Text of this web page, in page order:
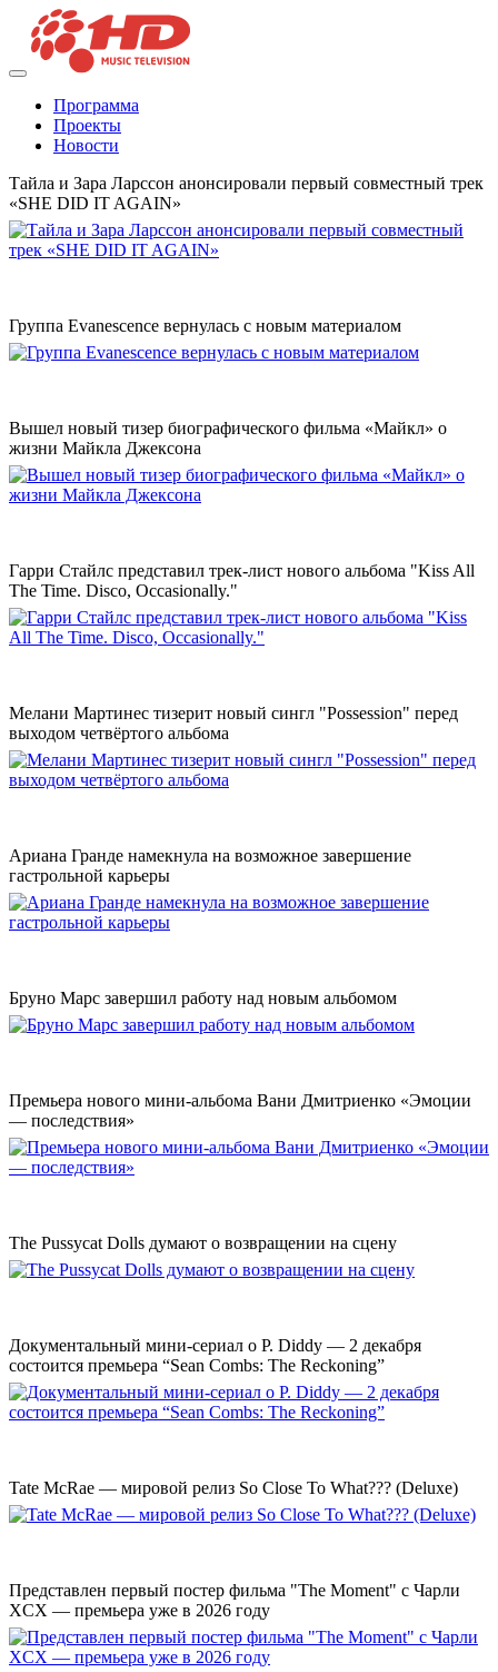
Программа
Проекты
Новости
Тайла и Зара Ларссон анонсировали первый совместный трек
«SHE DID IT AGAIN»
Группа Evanescence вернулась с новым материалом
Вышел новый тизер биографического фильма «Майкл» о
жизни Майкла Джексона
Гарри Стайлс представил трек-лист нового альбома "Kiss All
The Time. Disco, Occasionally."
Мелани Мартинес тизерит новый сингл "Possession" перед
выходом четвёртого альбома
Ариана Гранде намекнула на возможное завершение
гастрольной карьеры
Бруно Марс завершил работу над новым альбомом
Премьера нового мини-альбома Вани Дмитриенко «Эмоции
— последствия»
The Pussycat Dolls думают о возвращении на сцену
Документальный мини-сериал о P. Diddy — 2 декабря
состоится премьера “Sean Combs: The Reckoning”
Tate McRae — мировой релиз So Close To What??? (Deluxe)
Представлен первый постер фильма "The Moment" с Чарли
XCX — премьера уже в 2026 году